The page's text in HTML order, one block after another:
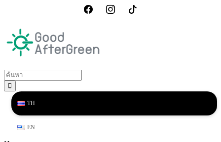
TH
EN